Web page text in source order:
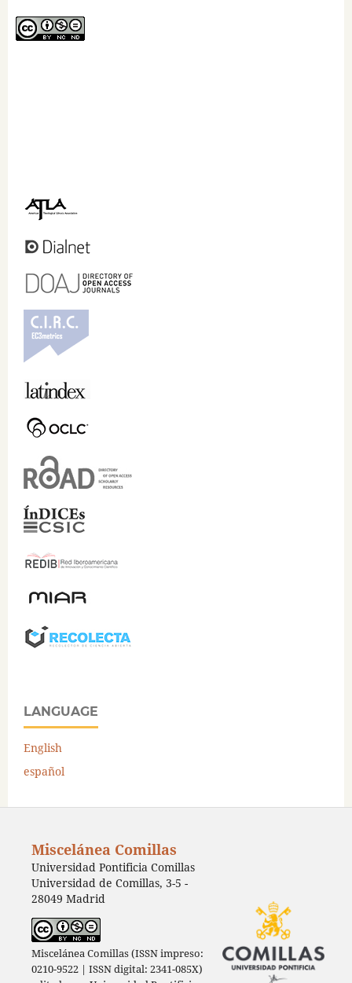
LANGUAGE
English
español
Miscelánea Comillas
Universidad Pontificia Comillas
Universidad de Comillas, 3-5 -
28049 Madrid
Miscelánea Comillas (ISSN impreso:
0210-9522 | ISSN digital: 2341-085X)